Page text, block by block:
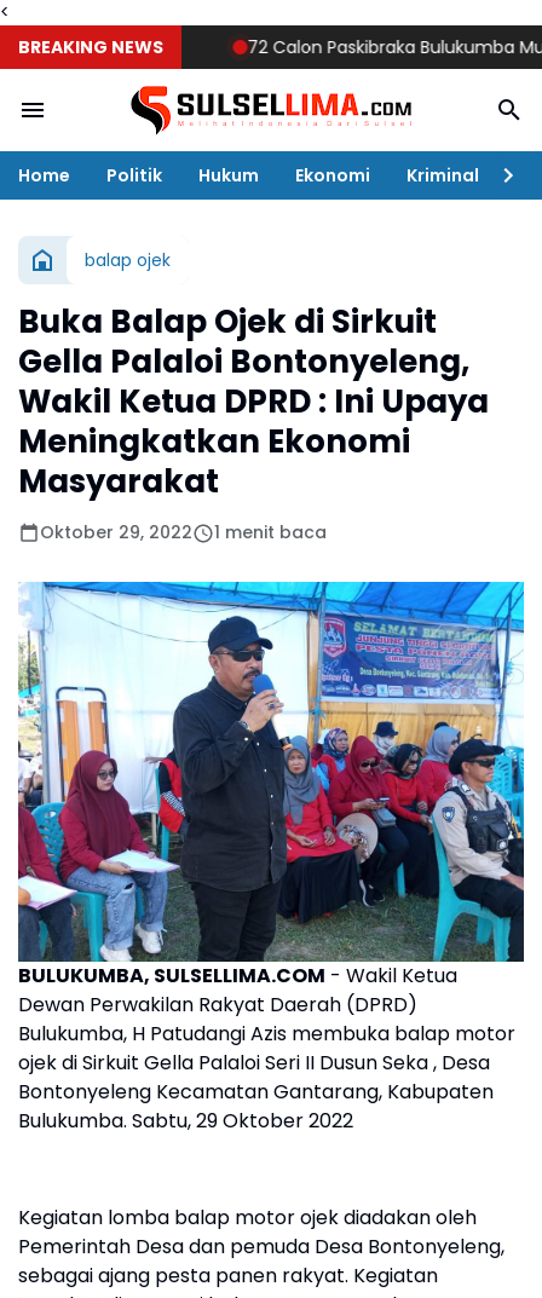
<
BREAKING NEWS
72 Calon Paskibraka Bulukumba Mulai
Home Politik Hukum Ekonomi Kriminal
balap ojek
Buka Balap Ojek di Sirkuit
Gella Palaloi Bontonyeleng,
Wakil Ketua DPRD : Ini Upaya
Meningkatkan Ekonomi
Masyarakat
Oktober 29, 2022 1 menit baca
BULUKUMBA, SULSELLIMA.COM - Wakil Ketua
Dewan Perwakilan Rakyat Daerah (DPRD)
Bulukumba, H Patudangi Azis membuka balap motor
ojek di Sirkuit Gella Palaloi Seri II Dusun Seka , Desa
Bontonyeleng Kecamatan Gantarang, Kabupaten
Bulukumba. Sabtu, 29 Oktober 2022
Kegiatan lomba balap motor ojek diadakan oleh
Pemerintah Desa dan pemuda Desa Bontonyeleng,
sebagai ajang pesta panen rakyat. Kegiatan